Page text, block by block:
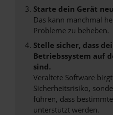
Starte dein Gerät
Das kann manchmal
Probleme zu beheben.
Stelle sicher, dass
Betriebssystem auf
sind.
Veraltete Software
Sicherheitsrisiko,
führen, dass
unterstützt werden.